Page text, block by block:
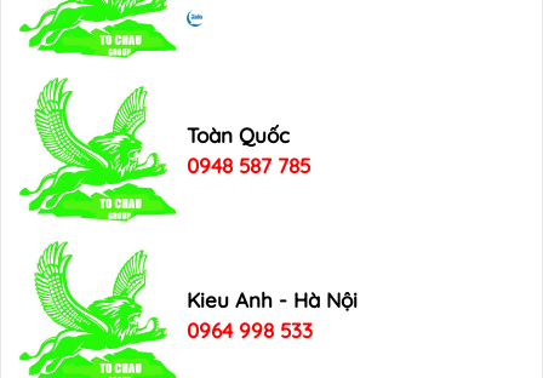
Toàn Quốc
0948 587 785
Kieu Anh - Hà Nội
0964 998 533